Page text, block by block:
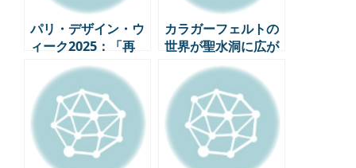
パリ・デザイン・ウ
ィーク2025：「再
生」をテーマに、街
全体が目覚めよう
カラガーフェルトの
世界が聖水洞に広が
る：国内初の没入型
ポップアップ